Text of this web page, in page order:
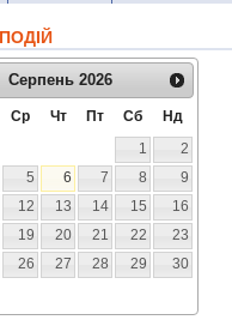
Серпень 2026
Ср Чт Пт Сб
Нд
1
2
5 6 7 8
9
12 13 14 15
16
19 20 21 22
23
26 27 28 29
30